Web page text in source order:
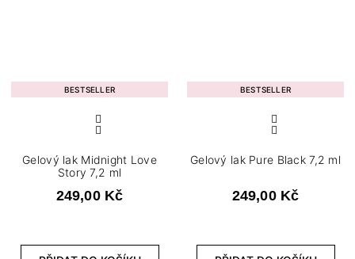
BESTSELLER
Gelový lak Midnight Love
Story 7,2 ml
249,00 Kč
BESTSELLER
Gelový lak Pure Black 7,2 ml
249,00 Kč